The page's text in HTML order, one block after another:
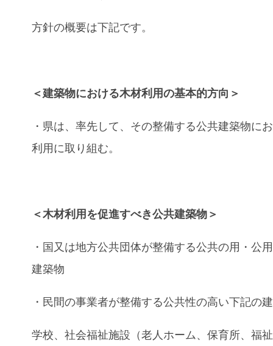
方針の概要は下記です。
＜建築物における木材利用の基本的方向＞
・県は、率先して、その整備する公共建築物に
利用に取り組む。
＜木材利用を促進すべき公共建築物＞
・国又は地方公共団体が整備する公共の用・公
建築物
・民間の事業者が整備する公共性の高い下記の
学校、社会福祉施設（老人ホーム、保育所、福